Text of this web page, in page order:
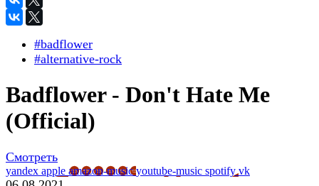
#badflower
#alternative-rock
Badflower - Don't Hate Me
(Official)
Смотреть
yandex apple amazon-musicyoutube-music spotifyvk